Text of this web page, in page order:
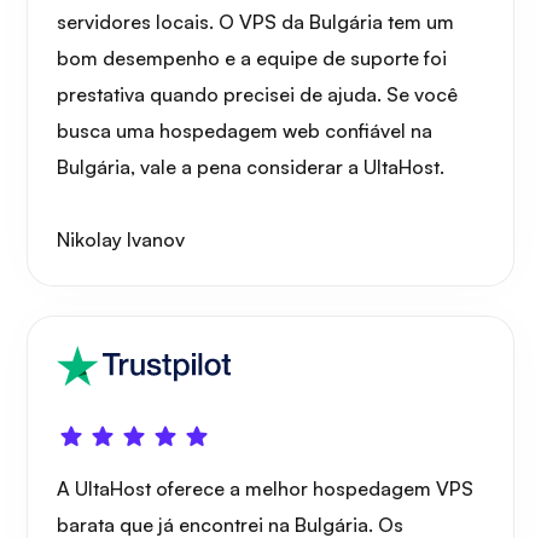
servidores locais. O VPS da Bulgária tem um
bom desempenho e a equipe de suporte foi
prestativa quando precisei de ajuda. Se você
busca uma hospedagem web confiável na
Bulgária, vale a pena considerar a UltaHost.
Nikolay Ivanov
A UltaHost oferece a melhor hospedagem VPS
barata que já encontrei na Bulgária. Os